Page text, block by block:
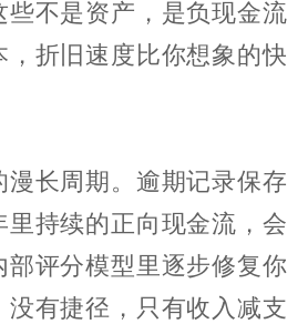
些不是资产，是负现金流
，折旧速度比你想象的快
漫长周期。逾期记录保存
里持续的正向现金流，会
部评分模型里逐步修复你
没有捷径，只有收入减支